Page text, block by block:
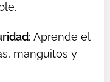
Aprende el
manguitos y